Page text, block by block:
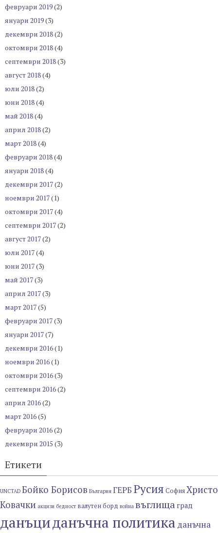
февруари 2019(2)
януари 2019(3)
декември 2018(2)
октомври 2018(4)
септември 2018(3)
август 2018(4)
юли 2018(2)
юни 2018(4)
май 2018(4)
април 2018(2)
март 2018(4)
февруари 2018(4)
януари 2018(4)
декември 2017(2)
ноември 2017(1)
октомври 2017(4)
септември 2017(2)
август 2017(2)
юли 2017(4)
юни 2017(3)
май 2017(3)
април 2017(3)
март 2017(5)
февруари 2017(3)
януари 2017(7)
декември 2016(1)
ноември 2016(1)
октомври 2016(3)
септември 2016(2)
април 2016(2)
март 2016(5)
февруари 2016(2)
декември 2015 (3)
Етикети
UNCTAD Бойко Борисов България ГЕРБ Русия СофияХристо
Ковачки акцизи бедност валутен борд война въглищаград
данъциданъчна политика данъчна